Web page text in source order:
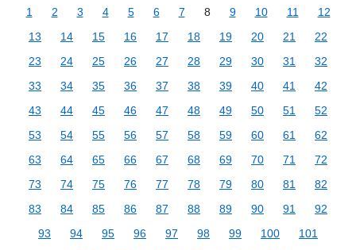
1 2 3 4 5 6 7 8 9 10 11
12
13
14 15 16 17 18 19 20 21
22
23
24 25 26 27 28 29 30 31
32
33
34 35 36 37 38 39 40 41
42
43
44 45 46 47 48 49 50 51
52
53
54 55 56 57 58 59 60 61
62
63
64 65 66 67 68 69 70 71
72
73
74 75 76 77 78 79 80 81
82
83
84 85 86 87 88 89 90 91
92
93
94 95 96 97 98 99 100
101